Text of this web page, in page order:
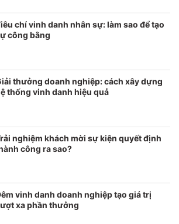
chí vinh danh nhân sự: làm sao để tạo
công bằng
thưởng doanh nghiệp: cách xây dựng
thống vinh danh hiệu quả
nghiệm khách mời sự kiện quyết định
công ra sao?
vinh danh doanh nghiệp tạo giá trị
xa phần thưởng